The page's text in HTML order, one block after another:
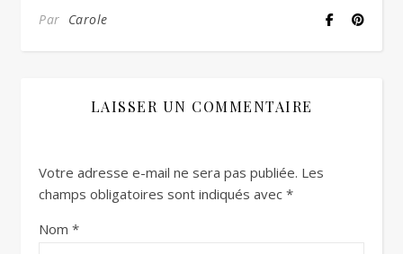
Par Carole
LAISSER UN COMMENTAIRE
Votre adresse e-mail ne sera pas publiée. Les
champs obligatoires sont indiqués avec *
Nom *